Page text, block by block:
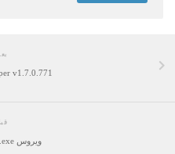
v1.7.0.771
ویروس New Folder.exe